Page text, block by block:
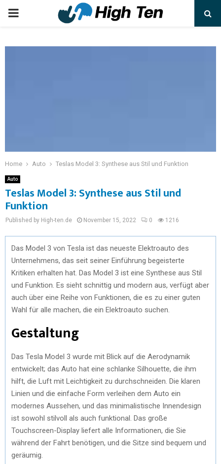
Home Auto Teslas Model 3: Synthese aus Stil und Funktion
Auto
Teslas Model 3: Synthese aus Stil und
Funktion
Published by High-ten.de November 15, 2022 0 1216
Das Model 3 von Tesla ist das neueste Elektroauto des
Unternehmens, das seit seiner Einführung begeisterte
Kritiken erhalten hat. Das Model 3 ist eine Synthese aus Stil
und Funktion. Es sieht schnittig und modern aus, verfügt aber
auch über eine Reihe von Funktionen, die es zu einer guten
Wahl für alle machen, die ein Elektroauto suchen.
Gestaltung
Das Tesla Model 3 wurde mit Blick auf die Aerodynamik
entwickelt; das Auto hat eine schlanke Silhouette, die ihm
hilft, die Luft mit Leichtigkeit zu durchschneiden. Die klaren
Linien und die einfache Form verleihen dem Auto ein
modernes Aussehen, und das minimalistische Innendesign
ist sowohl stilvoll als auch funktional. Das große
Touchscreen-Display liefert alle Informationen, die Sie
während der Fahrt benötigen, und die Sitze sind bequem und
geräumig.